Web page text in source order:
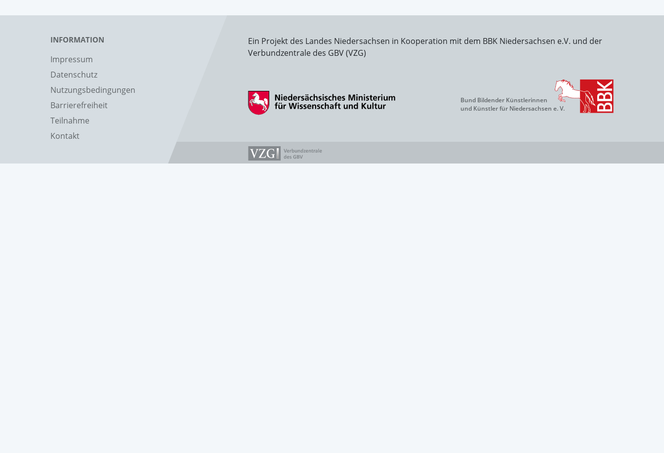
INFORMATION
Impressum
Datenschutz
Nutzungsbedingungen
Barrierefreiheit
Teilnahme
Kontakt
Ein Projekt des Landes Niedersachsen in Kooperation mit dem BBK Niedersachsen e.V. und der
Verbundzentrale des GBV (VZG)
Bund Bildender Künstlerinnen
und Künstler für Niedersachsen e. V.